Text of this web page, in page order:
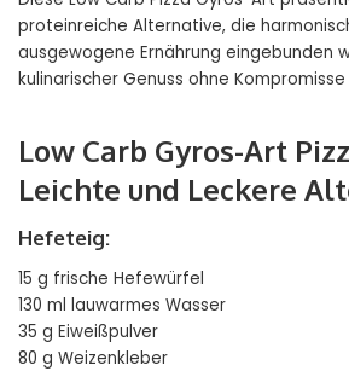
proteinreiche Alternative, die
ausgewogene Ernährung eingebunden
kulinarischer Genuss ohne
Low Carb Gyros-Art
Leichte und Leckere
Hefeteig:
15 g frische Hefewürfel
130 ml lauwarmes Wasser
35 g Eiweißpulver
80 g Weizenkleber